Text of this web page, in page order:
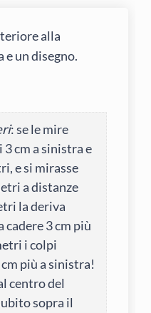
alla
e un disegno.
: se le mire
cm a sinistra e
e si mirasse
a distanze
la deriva
cadere 3 cm più
i colpi
più a sinistra!
centro del
sopra il